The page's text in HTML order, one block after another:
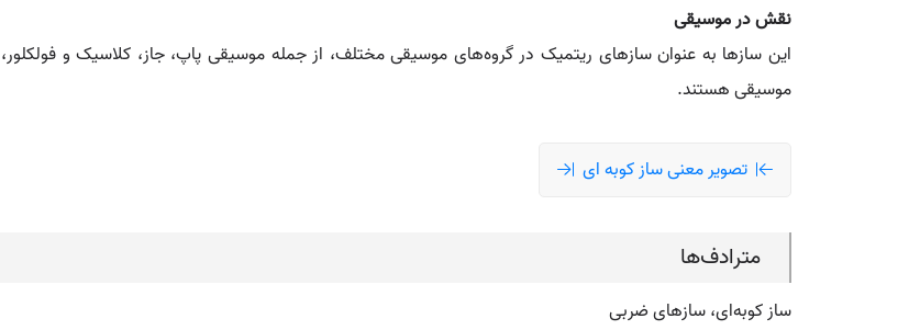
نقش در موسیقی
این سازها به عنوان سازهای ریتمیک در گروه‌های موسیقی مختلف، از جمله موسیقی پاپ، جاز، کلاسیک و
موسیقی هستند.
تصویر معنی ساز کوبه ای
مترادف‌ها
ساز کوبه‌ای، سازهای ضربی